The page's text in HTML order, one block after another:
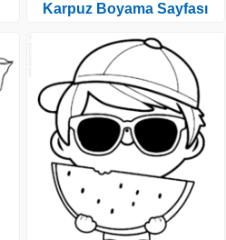
Karpuz Boyama Sayfası